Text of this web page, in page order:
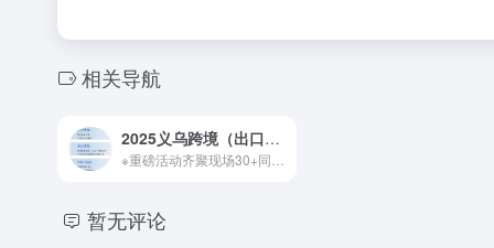
相关导航
2025义乌跨境（出口）电商展 6月21日-23日
暂无评论